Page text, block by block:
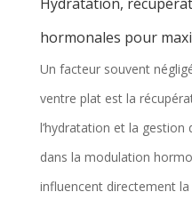
hormonales pour
Un facteur souvent
ventre plat est la
l’hydratation et la
dans la modulation
influencent directement la